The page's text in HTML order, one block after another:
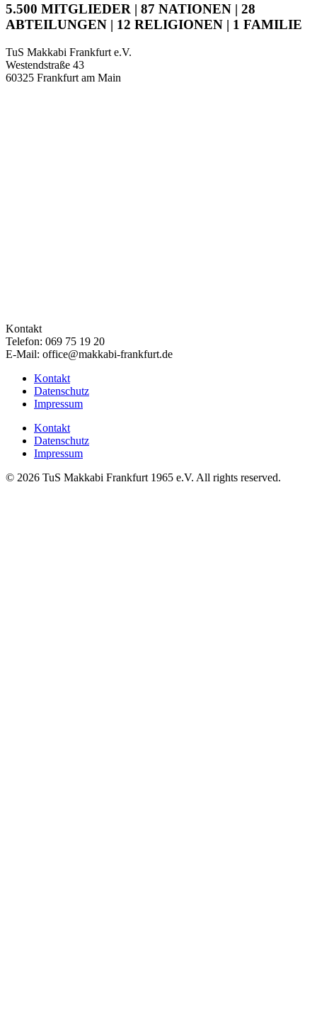
5.500 MITGLIEDER | 87 NATIONEN | 28
ABTEILUNGEN | 12 RELIGIONEN | 1 FAMILIE
TuS Makkabi Frankfurt e.V.
Westendstraße 43
60325 Frankfurt am Main
Kontakt
Telefon: 069 75 19 20
E-Mail: office@makkabi-frankfurt.de
Kontakt
Datenschutz
Impressum
Kontakt
Datenschutz
Impressum
© 2026 TuS Makkabi Frankfurt 1965 e.V. All rights reserved.